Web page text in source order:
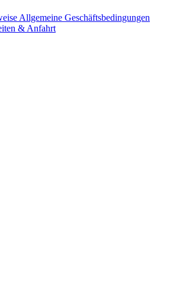
Allgemeine Geschäftsbedingungen
& Anfahrt